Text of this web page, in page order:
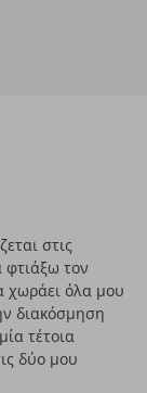
στις
τον
χωράει όλα μου
διακόσμηση
τέτοια
δύο μου